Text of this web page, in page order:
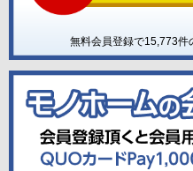
無料会員登録で15,773件